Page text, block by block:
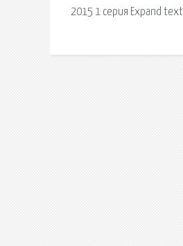
2015 1 серия Expand